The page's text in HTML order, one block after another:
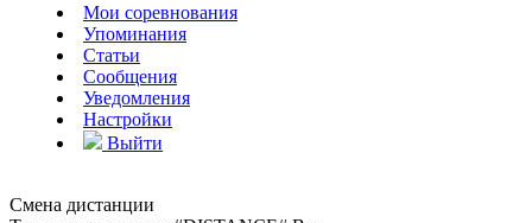
Мои соревнования
Упоминания
Статьи
Сообщения
Уведомления
Настройки
Выйти
Смена дистанции